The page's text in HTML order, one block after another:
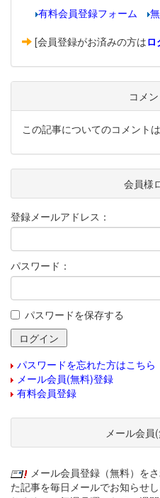
有料会員登録フォーム
[会員登録がお済みの方はロ
コメ
この記事についてのコメント
会員様
登録メールアドレス：
パスワード：
パスワードを保存する
パスワードを忘れた方はこちら
メール会員(無料)登録
有料会員登録
メール会員
メール会員登録（無料）を
た記事を毎日メールでお知らせ